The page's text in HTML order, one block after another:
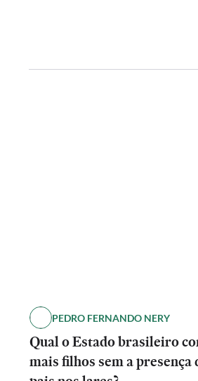
PEDRO FERNANDO NERY
Qual o Estado brasileiro
mais filhos sem a presença